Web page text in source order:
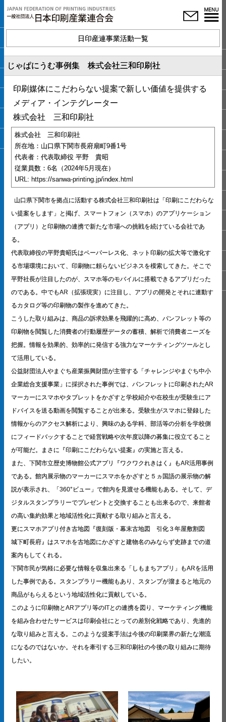
日印産連事業活動一覧
じゃぱにうむ事例集 株式会社三和印刷社
印刷媒体にこだわらない提案で新しい価値を提供する
メディア・インテグレーター
株式会社 三和印刷社
株式会社 三和印刷社
所在地：山口県下関市長府扇町9番1号
代表者：代表取締役 平野 貴昭
従業員数：6名（2024年5月現在）
URL: https://sanwa-printing.jp/index.html
山口県下関市を拠点に活動する株式会社三和印刷社は「印刷にこだわらな
い提案をします」と掲げ、スマートフォン（スマホ）のアプリケーション
（アプリ）と印刷物の連携で新たな市場への挑戦を続けている会社であ
る。
代表取締役の平野貴昭氏はペーパーレス化、ネット印刷の拡大等で激化す
る市場環境において、印刷物に頼らないビジネスを模索してきた。そこで
平野社長が注目したのが、スマホ等のモバイルに搭載できるアプリだった
のである。中でもAR（拡張現実）に注目し、アプリの開発とそれに連動す
るカタログ等の印刷物の製作を進めてきた。
こうした取り組みは、商品の訴求効果を飛躍的に高め、パンフレット等の
印刷物を閲覧した消費者の行動履歴データの蓄積、解析で消費者ニーズを
把握。情報を効果的、効率的に発信する強力なマーケティングツールとし
て活用している。
公益財団法人やまぐち産業振興財団が主管する「チャレンジやまぐち中小
企業総合支援事業」に採択された事例では、パンフレットに印刷されたAR
マーカーにスマホやタブレットをかざすと学校紹介や在校生が受験生にア
ドバイスを送る動画を閲覧することが出来る。受験生がスマホに登録した
情報からのアクセス解析により、興味のある学科、部活等の分析を学校側
にフィードバックすることで経営戦略や次年度以降の募集に役立てること
が可能だ。まさに『印刷にこだわらない提案』の実施と言える。
また、下関市立歴史博物館公式アプリ『ワクワクれきはく』もAR活用事例
である。館内展示物のマーカーにスマホをかざすと５ヵ国語の展示物の解
説が表示され、「360°ビュー」で館内を見渡せる機能もある。そして、デ
ジタルスタンプラリーでプレゼントと交換することも出来るので、来館者
の高い集約効果と地域活性化に貢献する取り組みと言える。
更にスマホアプリ付き古地図『復刻版・幕末古地図 引化３年屋敷割図
城下町長府』はスマホを古地図にかざすと建物名のみならず史跡までの道
案内もしてくれる。
下関市民が気軽に必要な情報を収集出来る「しもまちアプリ」もARを活用
した事例である。スタンプラリー機能もあり、スタンプが溜まると地元の
商品がもらえるという地域活性化に貢献している。
このように印刷物とARアプリ等のITとの連携を図り、マーケティング機能
を組み合わせたサービスは印刷会社にとっての差別化戦略であり、先進的
な取り組みと言える。このような提案手法は今後の印刷業界の新たな潮流
になるのではないか。それを牽引する三和印刷社の今後の取り組みに期待
したい。